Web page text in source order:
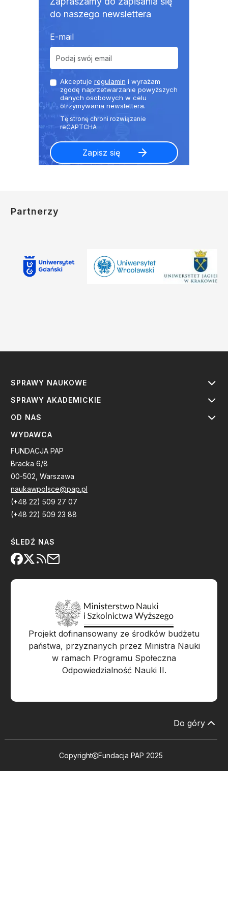
do naszego newslettera
E-mail
Akceptuje regulamin i wyrażam
zgodę naprzetwarzanie powyższych
danych osobowych w celu
otrzymywania newslettera.
Partnerzy
SPRAWY NAUKOWE
SPRAWY AKADEMICKIE
OD NAS
WYDAWCA
FUNDACJA PAP
Bracka 6/8
00-502, Warszawa
naukawpolsce@pap.pl
(+48 22) 509 27 07
(+48 22) 509 23 88
ŚLEDŹ NAS
Projekt dofinansowany ze środków budżetu
państwa, przyznanych przez Ministra Nauki
w ramach Programu Społeczna
Odpowiedzialność Nauki II.
Do góry
Copyright Fundacja PAP 2025